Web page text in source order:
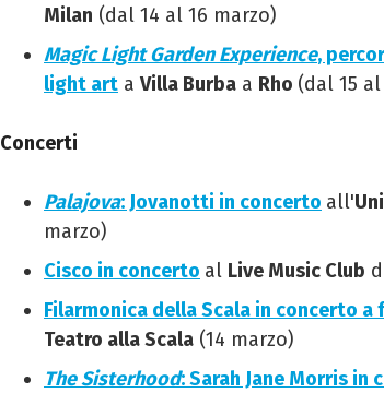
Milan (dal 14 al 16 marzo)
Magic Light Garden Experience,
light art a Villa Burba a Rho (dal 15
Concerti
Palajova: Jovanotti in concerto all'
marzo)
Cisco in concerto al Live Music Club
Filarmonica della Scala in concerto a
Teatro alla Scala (14 marzo)
The Sisterhood: Sarah Jane Morris in